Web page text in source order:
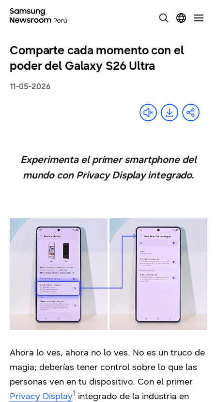
Comparte cada momento con el
poder del Galaxy S26 Ultra
11-05-2026
Experimenta el primer smartphone del
mundo con Privacy Display integrado.
Ahora lo ves, ahora no lo ves. No es un truco de
magia; deberías tener control sobre lo que las
personas ven en tu dispositivo. Con el primer
Privacy Display1 integrado de la industria en